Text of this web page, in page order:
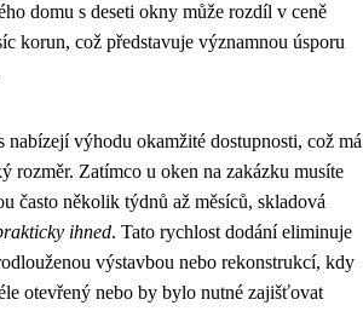
domu s deseti okny může rozdíl v ceně
korun, což představuje významnou úsporu
nabízejí výhodu okamžité dostupnosti, což má
rozměr. Zatímco u oken na zakázku musíte
často několik týdnů až měsíců, skladová
ihned. Tato rychlost dodání eliminuje
výstavbou nebo rekonstrukcí, kdy
otevřený nebo by bylo nutné zajišťovat